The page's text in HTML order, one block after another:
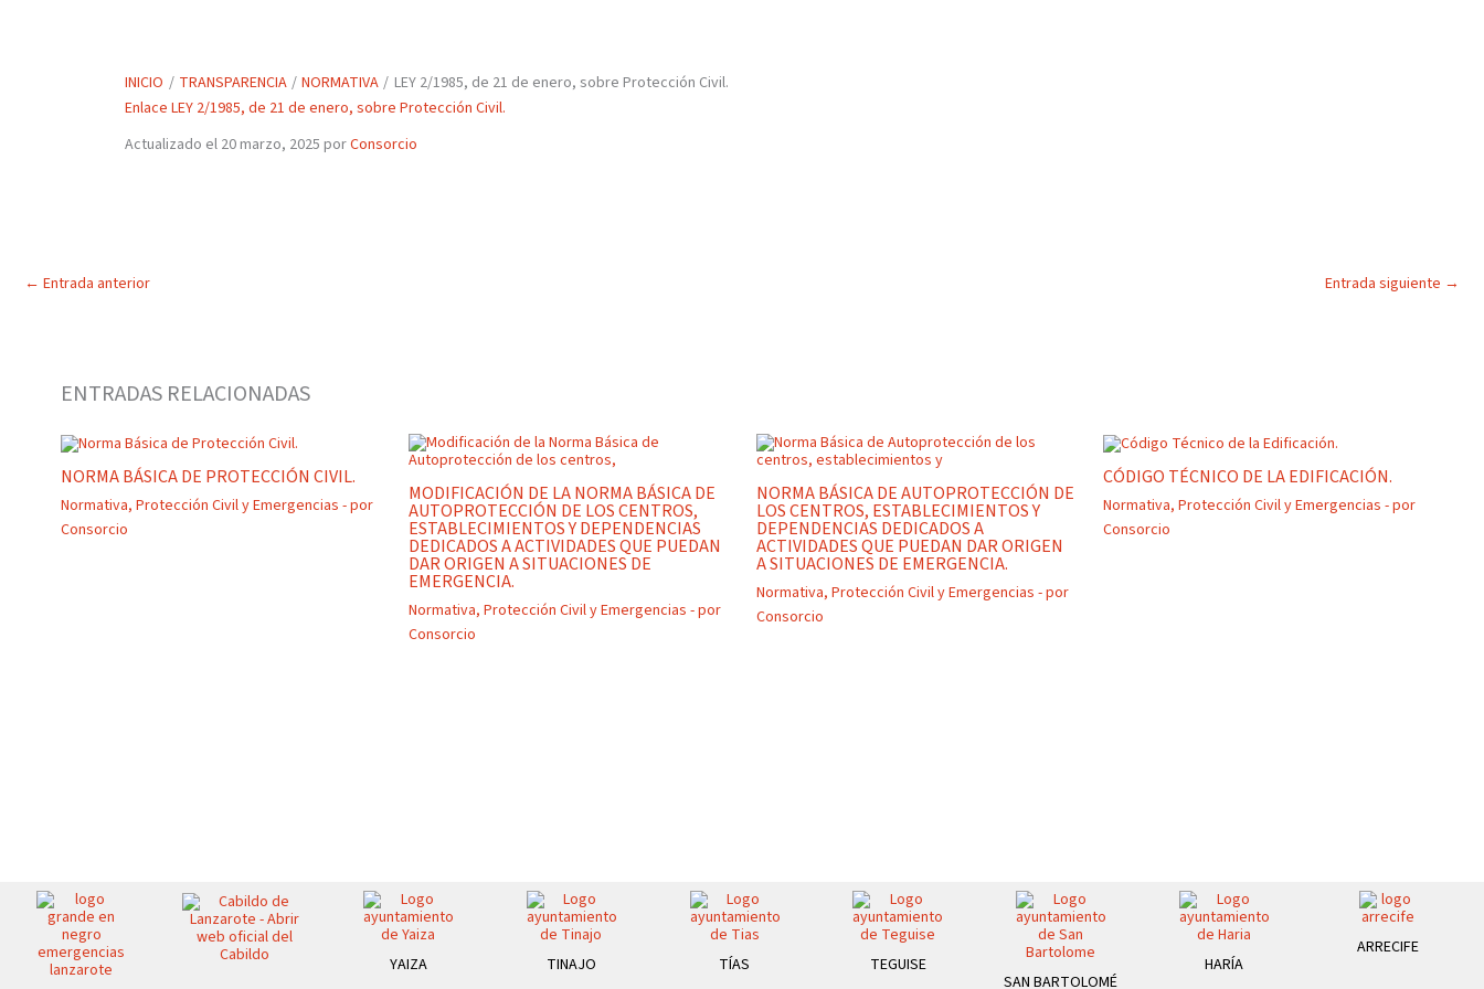
INICIO TRANSPARENCIA NORMATIVA
LEY 2/1985, de 21 de enero, sobre Protección Civil.
Enlace LEY 2/1985, de 21 de enero, sobre Protección Civil.
Actualizado el 20 marzo, 2025 porConsorcio
← Entrada anterior Entrada siguiente →
ENTRADAS RELACIONADAS
NORMA BÁSICA DE PROTECCIÓN CIVIL.
Normativa, Protección Civil y Emergencias - por
Consorcio
MODIFICACIÓN DE LA NORMA BÁSICA DE
AUTOPROTECCIÓN DE LOS CENTROS,
ESTABLECIMIENTOS Y DEPENDENCIAS
DEDICADOS A ACTIVIDADES QUE PUEDAN
DAR ORIGEN A SITUACIONES DE
EMERGENCIA.
Normativa, Protección Civil y Emergencias - por
Consorcio
NORMA BÁSICA DE AUTOPROTECCIÓN DE
LOS CENTROS, ESTABLECIMIENTOS Y
DEPENDENCIAS DEDICADOS A
ACTIVIDADES QUE PUEDAN DAR ORIGEN
A SITUACIONES DE EMERGENCIA.
Normativa, Protección Civil y Emergencias - por
Consorcio
CÓDIGO TÉCNICO DE LA EDIFICACIÓN.
Normativa,Protección Civil y Emergencias - por
Consorcio
YAIZA TINAJO TÍAS
TEGUISE
SAN BARTOLOMÉ
HARÍA
ARRECIFE